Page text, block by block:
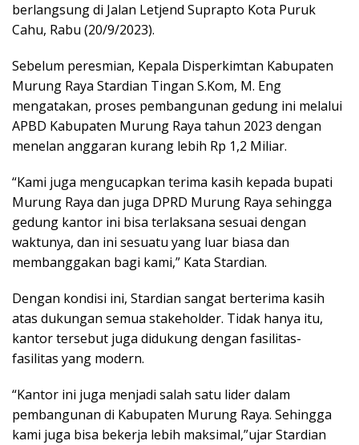
berlangsung di Jalan Letjend Suprapto Kota Puruk
Cahu, Rabu (20/9/2023).
Sebelum peresmian, Kepala Disperkimtan Kabupaten
Murung Raya Stardian Tingan S.Kom, M. Eng
mengatakan, proses pembangunan gedung ini melalui
APBD Kabupaten Murung Raya tahun 2023 dengan
menelan anggaran kurang lebih Rp 1,2 Miliar.
“Kami juga mengucapkan terima kasih kepada bupati
Murung Raya dan juga DPRD Murung Raya sehingga
gedung kantor ini bisa terlaksana sesuai dengan
waktunya, dan ini sesuatu yang luar biasa dan
membanggakan bagi kami,” Kata Stardian.
Dengan kondisi ini, Stardian sangat berterima kasih
atas dukungan semua stakeholder. Tidak hanya itu,
kantor tersebut juga didukung dengan fasilitas-
fasilitas yang modern.
“Kantor ini juga menjadi salah satu lider dalam
pembangunan di Kabupaten Murung Raya. Sehingga
kami juga bisa bekerja lebih maksimal,”ujar Stardian